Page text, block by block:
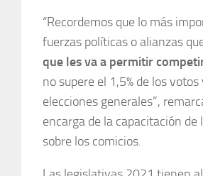
“Recordemos que lo más
fuerzas políticas o alianzas
que les va a permitir
no supere el 1,5% de los
elecciones generales”,
encarga de la capacitación
sobre los comicios.